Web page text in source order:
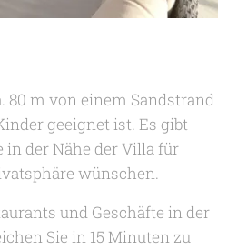
80 m von einem Sandstrand
geeignet ist. Es gibt
in der Nähe der Villa für
wünschen.
und Geschäfte in der
Sie in 15 Minuten zu